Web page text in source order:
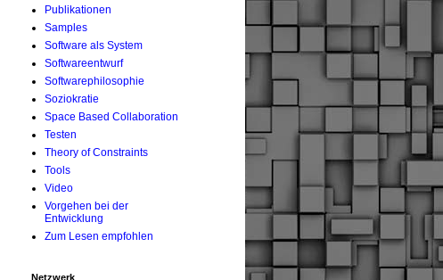
Publikationen
Samples
Software als System
Softwareentwurf
Softwarephilosophie
Soziokratie
Space Based Collaboration
Testen
Theory of Constraints
Tools
Video
Vorgehen bei der
Entwicklung
Zum Lesen empfohlen
Netzwerk